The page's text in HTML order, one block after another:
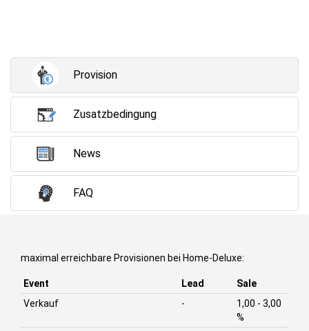
Provision
Zusatzbedingung
News
FAQ
maximal erreichbare Provisionen bei Home-Deluxe:
Event Lead
Sale
Verkauf
-
1,00 - 3,00
%